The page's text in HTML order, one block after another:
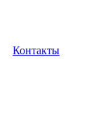
Контакты